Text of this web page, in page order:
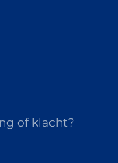
of klacht?